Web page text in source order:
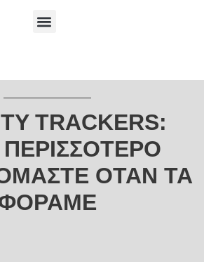
TRACKERS:
ΌΤΑΝ ΤΑ